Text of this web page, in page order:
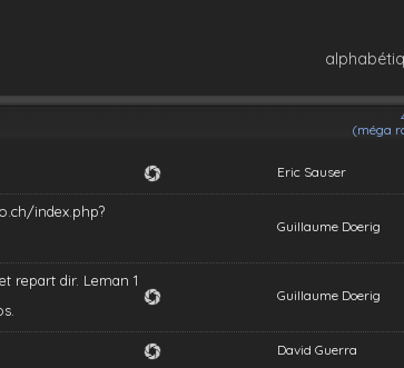
(méga
Eric Sauser
index.php?
Guillaume Doerig
repart dir. Leman 1
Guillaume Doerig
David Guerra